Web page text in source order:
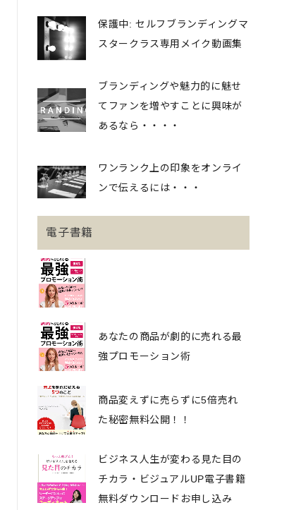
保護中: セルフブランディングマ
スタークラス専用メイク動画集
ブランディングや魅力的に魅せ
てファンを増やすことに興味が
あるなら・・・・
ワンランク上の印象をオンライ
ンで伝えるには・・・
電子書籍
あなたの商品が劇的に売れる最
強プロモーション術
商品変えずに売らずに5倍売れ
た秘密無料公開！！
ビジネス人生が変わる見た目の
チカラ・ビジュアルUP電子書籍
無料ダウンロードお申し込み